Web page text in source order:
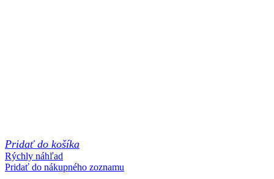
Pridať do košíka
Rýchly náhľad
Pridať do nákupného zoznamu